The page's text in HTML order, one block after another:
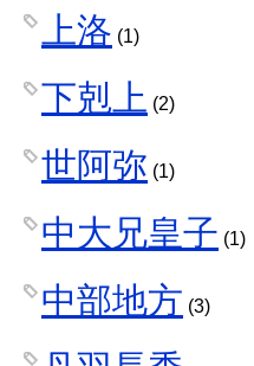
上洛 (1)
下剋上 (2)
世阿弥 (1)
中大兄皇子 (1)
中部地方 (3)